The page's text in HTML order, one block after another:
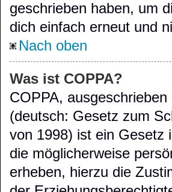
geschrieben haben, um
dich einfach erneut und
Nach oben
Was ist COPPA?
COPPA,
(deutsch: Gesetz zum
von 1998) ist ein Gesetz
die möglicherweise
erheben, hierzu die